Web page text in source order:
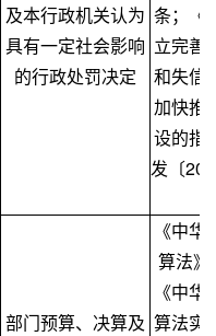
及本行政机关认为
具有一定社会影响
的行政处罚决定
条；《
立完善
和失信
加快推
设的指
发〔
部门预算、决算及
《中
算法
《中
算法实